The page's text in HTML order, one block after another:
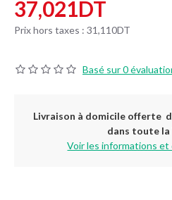
Basé sur 0
37,021DT
Prix hors taxes : 31,110DT
Livraison à domicile offerte
dans toute la
Voir les informations et